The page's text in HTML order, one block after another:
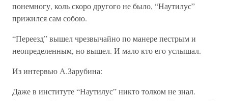
понемногу, коль скоро другого не было, “Наутилус”
прижился сам собою.
“Переезд” вышел чрезвычайно по манере пестрым и
неопределенным, но вышел. И мало кто его услышал.
Из интервью А.Зарубина:
Даже в институте “Наутилус” никто толком не знал.